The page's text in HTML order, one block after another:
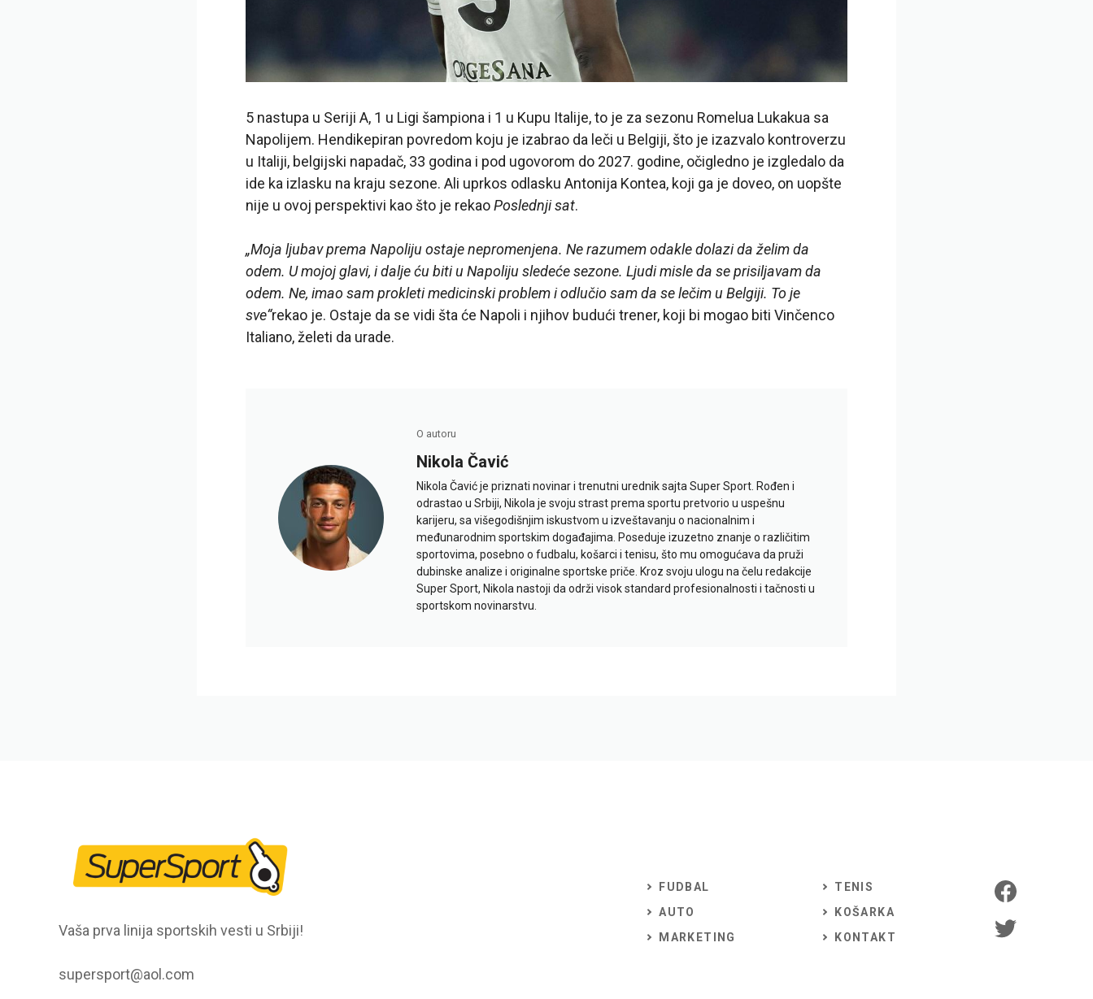
5 nastupa u Seriji A, 1 u Ligi šampiona i 1 u Kupu Italije, to je za sezonu Romelua Lukakua sa
Napolijem. Hendikepiran povredom koju je izabrao da leči u Belgiji, što je izazvalo kontroverzu
u Italiji, belgijski napadač, 33 godina i pod ugovorom do 2027. godine, očigledno je izgledalo da
ide ka izlasku na kraju sezone. Ali uprkos odlasku Antonija Kontea, koji ga je doveo, on uopšte
nije u ovoj perspektivi kao što je rekaoPoslednji sat.
„Moja ljubav prema Napoliju ostaje nepromenjena. Ne razumem odakle dolazi da želim da
odem. U mojoj glavi, i dalje ću biti u Napoliju sledeće sezone. Ljudi misle da se prisiljavam da
odem. Ne, imao sam prokleti medicinski problem i odlučio sam da se lečim u Belgiji. To je
sve“rekao je. Ostaje da se vidi šta će Napoli i njihov budući trener, koji bi mogao biti Vinčenco
Italiano, želeti da urade.
O autoru
Nikola Čavić
Nikola Čavić je priznati novinar i trenutni urednik sajta Super Sport. Rođen i
odrastao u Srbiji, Nikola je svoju strast prema sportu pretvorio u uspešnu
karijeru, sa višegodišnjim iskustvom u izveštavanju o nacionalnim i
međunarodnim sportskim događajima. Poseduje izuzetno znanje o različitim
sportovima, posebno o fudbalu, košarci i tenisu, što mu omogućava da pruži
dubinske analize i originalne sportske priče. Kroz svoju ulogu na čelu redakcije
Super Sport, Nikola nastoji da održi visok standard profesionalnosti i tačnosti u
sportskom novinarstvu.
Vaša prva linija sportskih vesti u Srbiji!
supersport@aol.com
FUDBAL
AUTO
MARKETING
TENIS
KOŠARKA
KONTAKT